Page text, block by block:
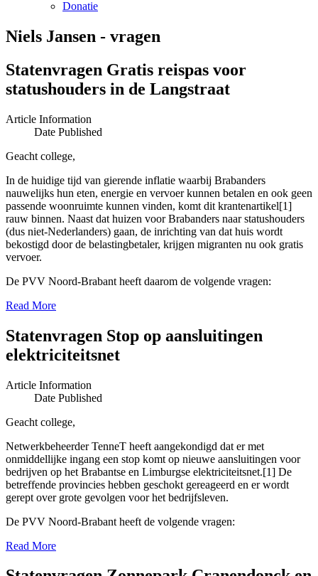
Donatie
Niels Jansen - vragen
Statenvragen Gratis reispas voor
statushouders in de Langstraat
Article Information
Date Published
Geacht college,
In de huidige tijd van gierende inflatie waarbij Brabanders
nauwelijks hun eten, energie en vervoer kunnen betalen en ook geen
passende woonruimte kunnen vinden, komt dit krantenartikel[1]
rauw binnen. Naast dat huizen voor Brabanders naar statushouders
(dus niet-Nederlanders) gaan, de inrichting van dat huis wordt
bekostigd door de belastingbetaler, krijgen migranten nu ook gratis
vervoer.
De PVV Noord-Brabant heeft daarom de volgende vragen:
Read More
Statenvragen Stop op aansluitingen
elektriciteitsnet
Article Information
Date Published
Geacht college,
Netwerkbeheerder TenneT heeft aangekondigd dat er met
onmiddellijke ingang een stop komt op nieuwe aansluitingen voor
bedrijven op het Brabantse en Limburgse elektriciteitsnet.[1] De
betreffende provincies hebben geschokt gereageerd en er wordt
gerept over grote gevolgen voor het bedrijfsleven.
De PVV Noord-Brabant heeft de volgende vragen:
Read More